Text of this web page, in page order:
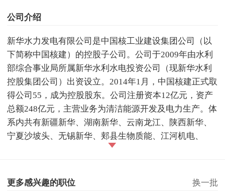
公司介绍
新华水力发电有限公司是中国核工业建设集团公司（以
下简称中国核建）的控股子公司。公司于2009年由水利
部综合事业局所属新华水利水电投资公司（现新华水利
控股集团公司）出资设立。2014年1月，中国核建正式取
得公司55，成为控股股东。公司注册资本12亿元，资产
总额248亿元，主营业务为清洁能源开发及电力生产。体
系内共有新疆新华、湖南新华、云南龙江、陕西新华、
宁夏沙坡头、无锡新华、郏县生物质能、江河机电、
更多感兴趣的职位 换一批